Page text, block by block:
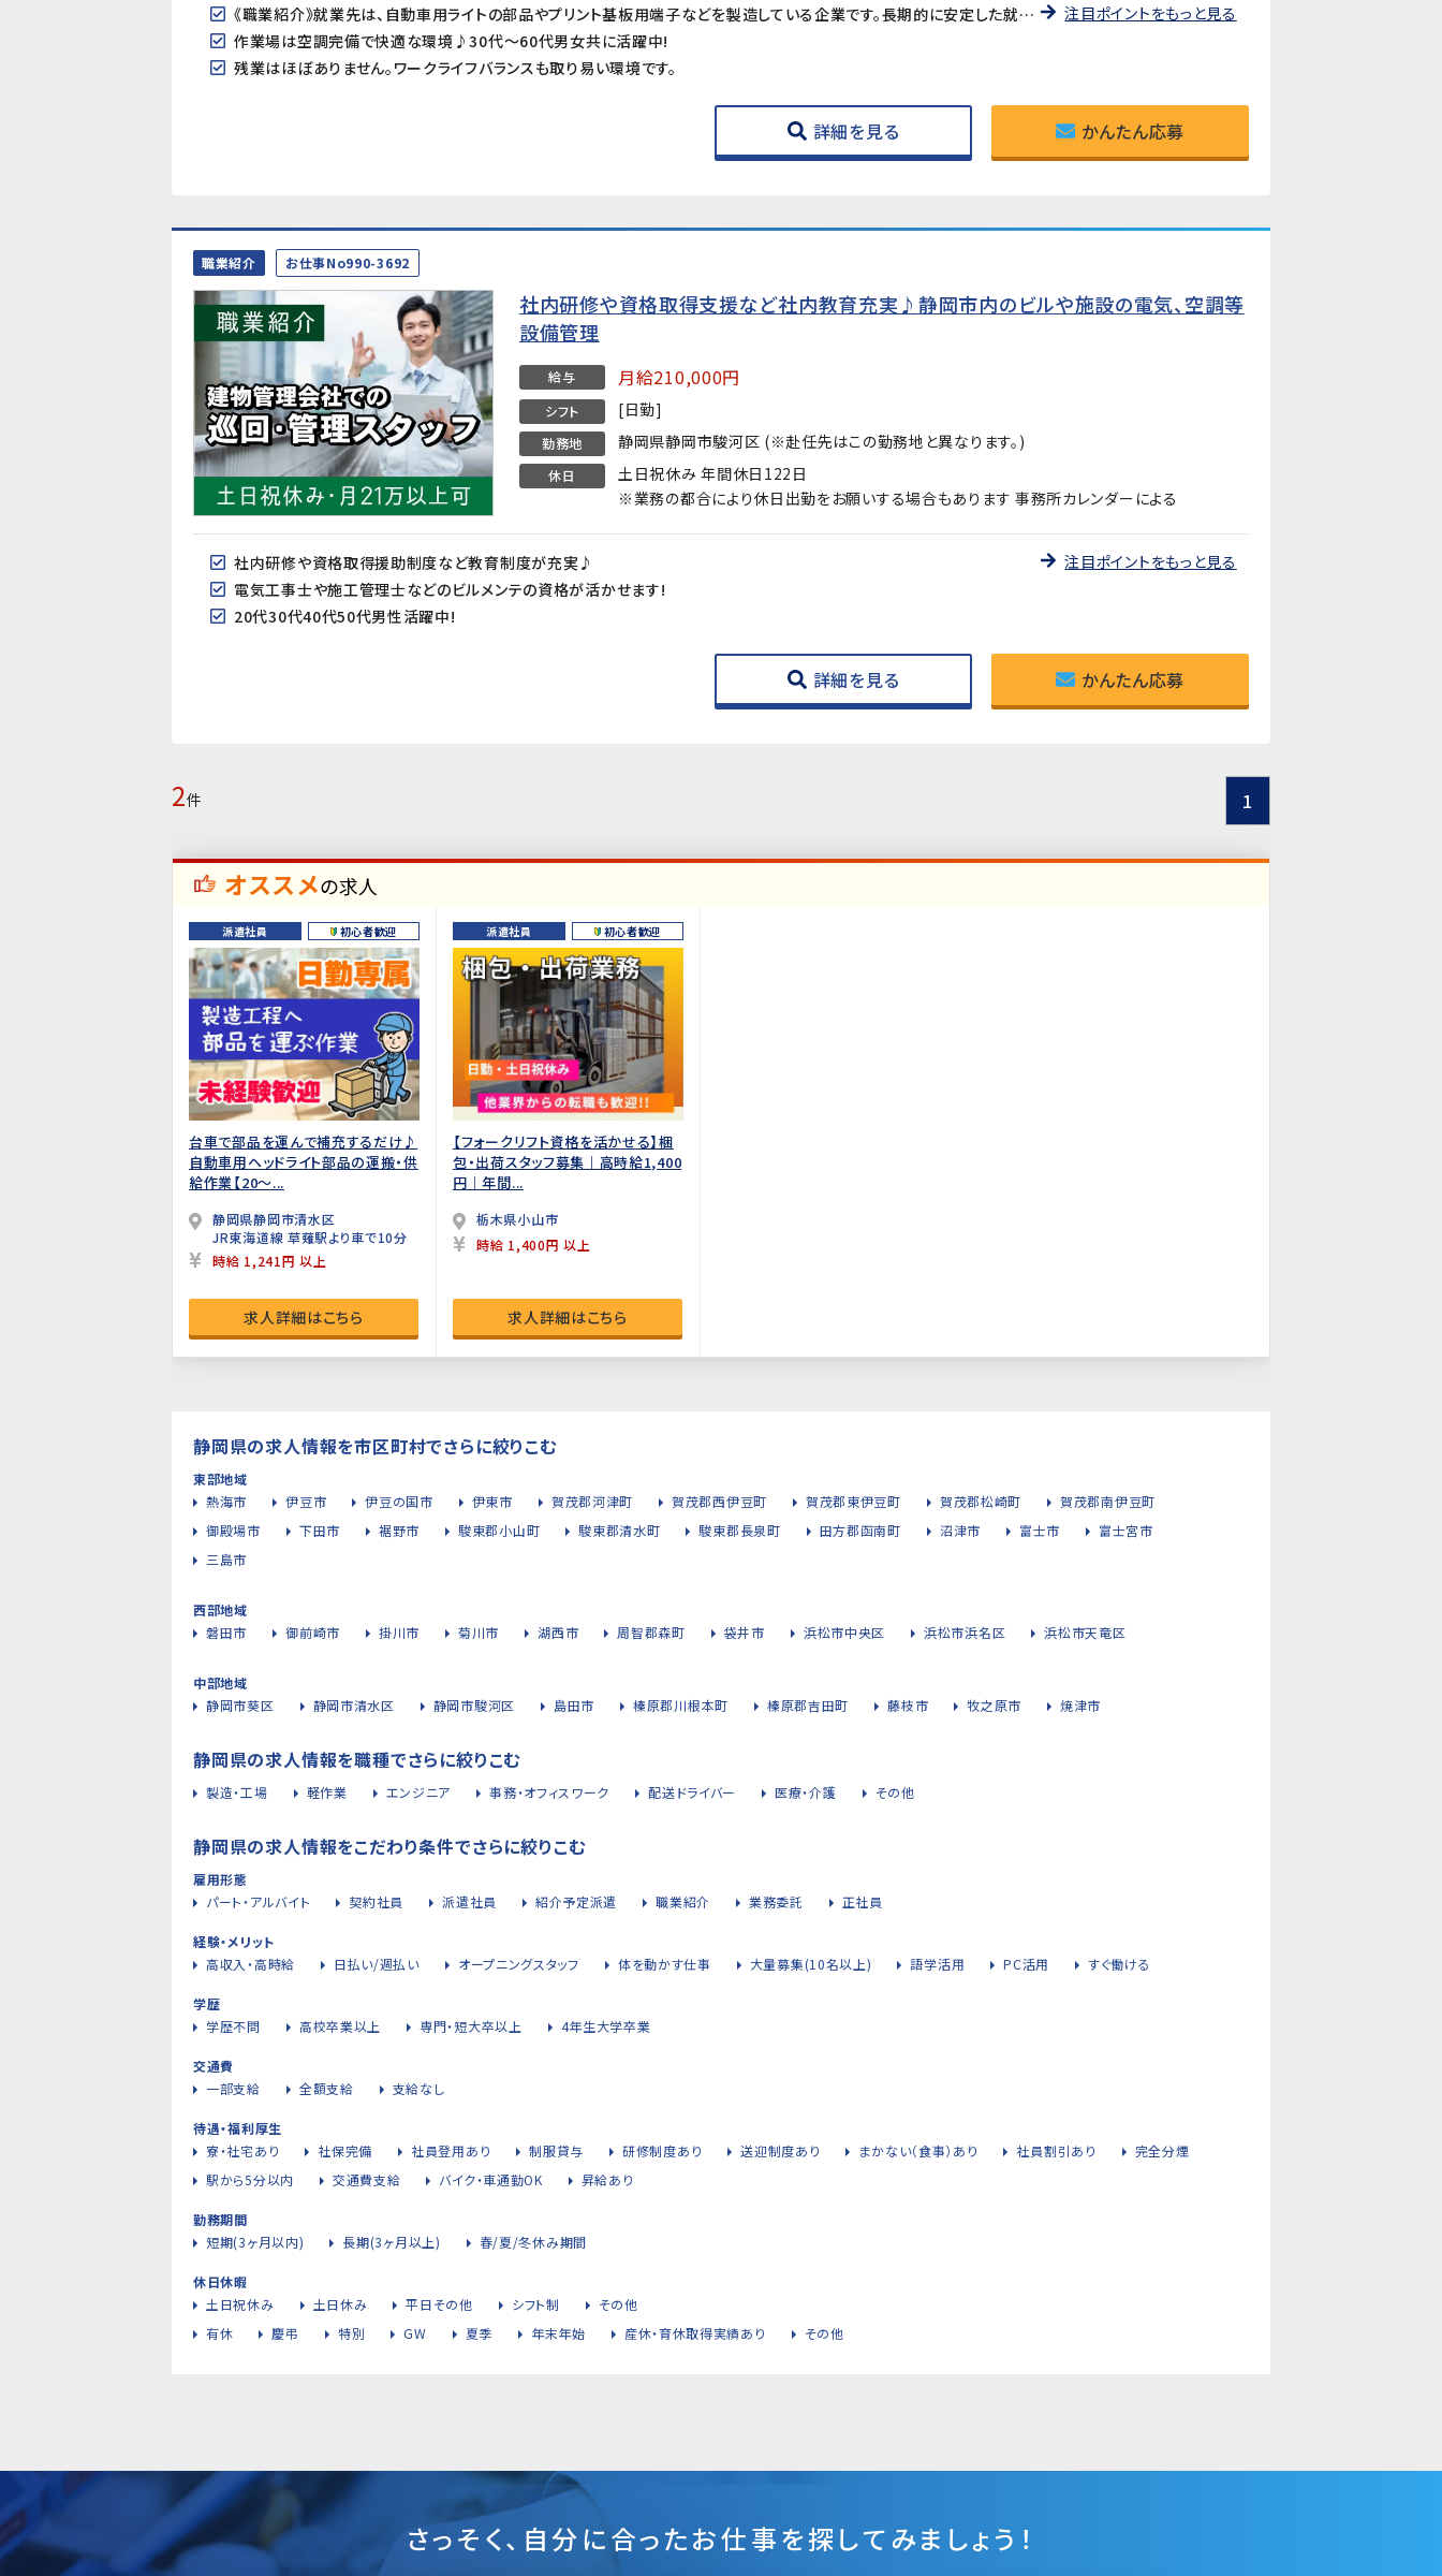
《職業紹介》就業先は、自動車用ライトの部品やプリント基板用端子などを製造している企業です。長期的に安定した就業が見込めます!
作業場は空調完備で快適な環境♪30代～60代男女共に活躍中!
残業はほぼありません。ワークライフバランスも取り易い環境です。
注目ポイントをもっと見る
詳細を見る かんたん応募
職業紹介 お仕事No990-3692
社内研修や資格取得支援など社内教育充実♪静岡市内のビルや施設の電気、空調等
設備管理
給与 月給210,000円
シフト [日勤]
勤務地 静岡県静岡市駿河区 (※赴任先はこの勤務地と異なります。)
休日
土日祝休み 年間休日122日
※業務の都合により休日出勤をお願いする場合もあります 事務所カレンダーによる
社内研修や資格取得援助制度など教育制度が充実♪
電気工事士や施工管理士などのビルメンテの資格が活かせます!
20代30代40代50代男性活躍中!
注目ポイントをもっと見る
詳細を見る かんたん応募
2件 1
オススメの求人
派遣社員 初心者歓迎
台車で部品を運んで補充するだけ♪
自動車用ヘッドライト部品の運搬・供
給作業【20～...
静岡県静岡市清水区
JR東海道線 草薙駅より車で10分
時給 1,241円 以上
求人詳細はこちら
派遣社員 初心者歓迎
【フォークリフト資格を活かせる】梱
包・出荷スタッフ募集｜高時給1,400
円｜年間...
栃木県小山市
時給 1,400円 以上
求人詳細はこちら
静岡県の求人情報を市区町村でさらに絞りこむ
東部地域
熱海市
伊豆市 伊豆の国市 伊東市 賀茂郡河津町 賀茂郡西伊豆町 賀茂郡東伊豆町 賀茂郡松崎町
賀茂郡南伊豆町
御殿場市
下田市 裾野市 駿東郡小山町 駿東郡清水町 駿東郡長泉町 田方郡函南町 沼津市 富士市
富士宮市
三島市
西部地域
磐田市
御前崎市 掛川市 菊川市 湖西市 周智郡森町 袋井市 浜松市中央区 浜松市浜名区 浜松市天竜区
中部地域
静岡市葵区
静岡市清水区 静岡市駿河区 島田市 榛原郡川根本町 榛原郡吉田町 藤枝市 牧之原市 焼津市
静岡県の求人情報を職種でさらに絞りこむ
製造・工場 軽作業 エンジニア 事務・オフィスワーク 配送ドライバー 医療・介護 その他
静岡県の求人情報をこだわり条件でさらに絞りこむ
雇用形態
パート・アルバイト
契約社員 派遣社員 紹介予定派遣 職業紹介 業務委託 正社員
経験・メリット
高収入・高時給
日払い/週払い オープニングスタッフ 体を動かす仕事 大量募集(10名以上) 語学活用 PC活用 すぐ働ける
学歴
学歴不問
高校卒業以上 専門・短大卒以上 4年生大学卒業
交通費
一部支給
全額支給 支給なし
待遇・福利厚生
寮・社宅あり
社保完備 社員登用あり 制服貸与 研修制度あり 送迎制度あり まかない（食事）あり 社員割引あり
完全分煙
駅から5分以内
交通費支給 バイク・車通勤OK 昇給あり
勤務期間
短期(3ヶ月以内)
長期(3ヶ月以上) 春/夏/冬休み期間
休日休暇
土日祝休み
土日休み 平日その他 シフト制
その他
有休
慶弔 特別 GW 夏季 年末年始 産休・育休取得実績あり その他
さっそく、自分に合ったお仕事を探してみましょう！